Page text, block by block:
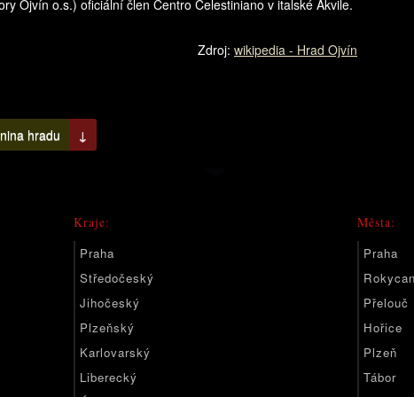
Ojvín o.s.) oficiální člen Centro Celestiniano v italské Akvile.
Zdroj: wikipedia - Hrad Ojvín
hradu ↓
Kraje:
Praha
Středočeský
Jihočeský
Plzeňský
Karlovarský
Liberecký
Města:
Praha
Přelouč
Hořice
Plzeň
Tábor